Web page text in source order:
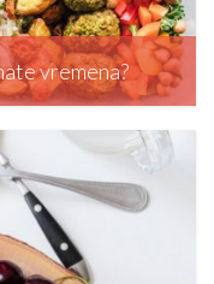
vremena?